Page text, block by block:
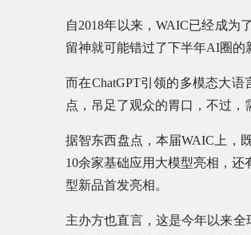
自2018年以来，WAIC已经成为
留神就可能错过了下半年AI圈的
而在ChatGPT引领的多模态大
点，吊足了观众的胃口，不过，
据智东西盘点，本届WAIC上，
10余家基础应用大模型亮相，
型新品首发亮相。
主办方也直言，这是今年以来